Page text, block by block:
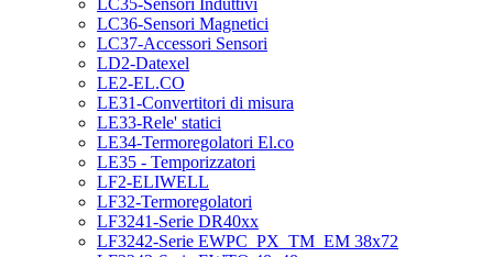
LC35-Sensori Induttivi
LC36-Sensori Magnetici
LC37-Accessori Sensori
LD2-Datexel
LE2-EL.CO
LE31-Convertitori di misura
LE33-Rele' statici
LE34-Termoregolatori El.co
LE35 - Temporizzatori
LF2-ELIWELL
LF32-Termoregolatori
LF3241-Serie DR40xx
LF3242-Serie EWPC_PX_TM_EM 38x72